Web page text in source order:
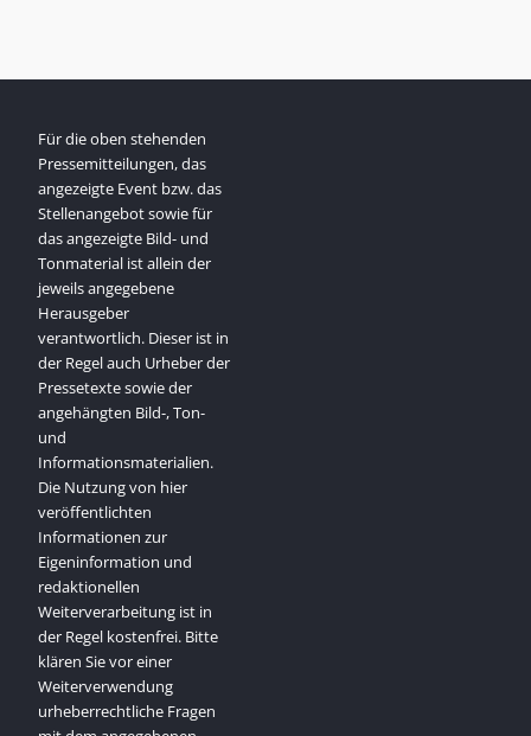
Für die oben stehenden
Pressemitteilungen, das
angezeigte Event bzw. das
Stellenangebot sowie für
das angezeigte Bild- und
Tonmaterial ist allein der
jeweils angegebene
Herausgeber
verantwortlich. Dieser ist in
der Regel auch Urheber der
Pressetexte sowie der
angehängten Bild-, Ton-
und
Informationsmaterialien.
Die Nutzung von hier
veröffentlichten
Informationen zur
Eigeninformation und
redaktionellen
Weiterverarbeitung ist in
der Regel kostenfrei. Bitte
klären Sie vor einer
Weiterverwendung
urheberrechtliche Fragen